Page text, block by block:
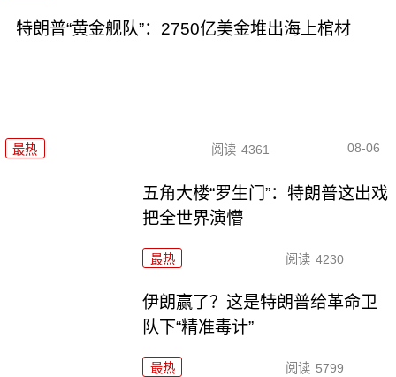
特朗普“黄金舰队”：2750亿美金堆出海上棺材
最热 阅读 4361 08-06
五角大楼“罗生门”：特朗普这出戏
把全世界演懵
最热 阅读 4230
伊朗赢了？这是特朗普给革命卫
队下“精准毒计”
最热 阅读 5799